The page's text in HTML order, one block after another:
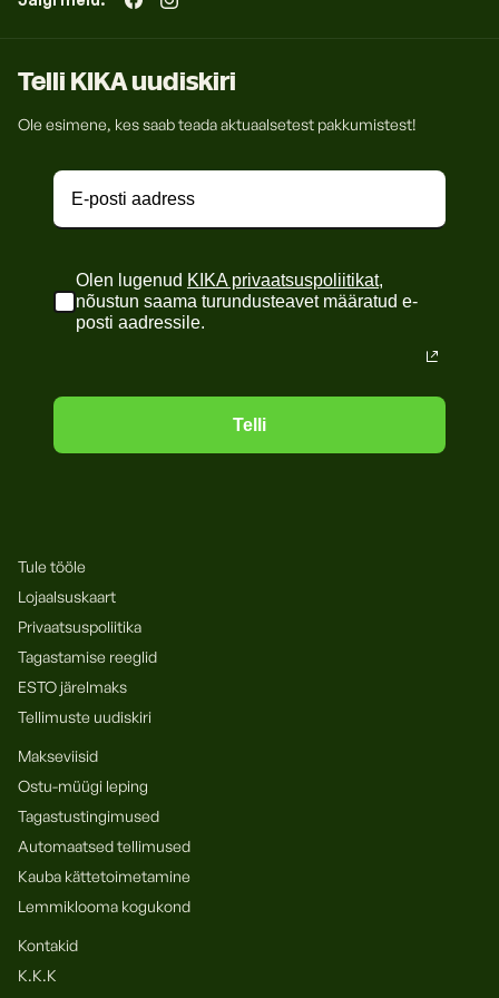
Telli KIKA uudiskiri
Ole esimene, kes saab teada aktuaalsetest pakkumistest!
Olen lugenud KIKA privaatsuspoliitikat,
nõustun saama turundusteavet määratud e-
posti aadressile.
Telli
Tule tööle
Lojaalsuskaart
Privaatsuspoliitika
Tagastamise reeglid
ESTO järelmaks
Tellimuste uudiskiri
Makseviisid
Ostu-müügi leping
Tagastustingimused
Automaatsed tellimused
Kauba kättetoimetamine
Lemmiklooma kogukond
Kontakid
K.K.K